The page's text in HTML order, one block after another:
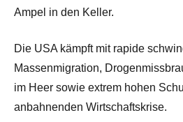
Ampel in den Keller.
Die USA kämpft mit rapide
Massenmigration,
im Heer sowie extrem hohen
anbahnenden Wirtschaftskrise.